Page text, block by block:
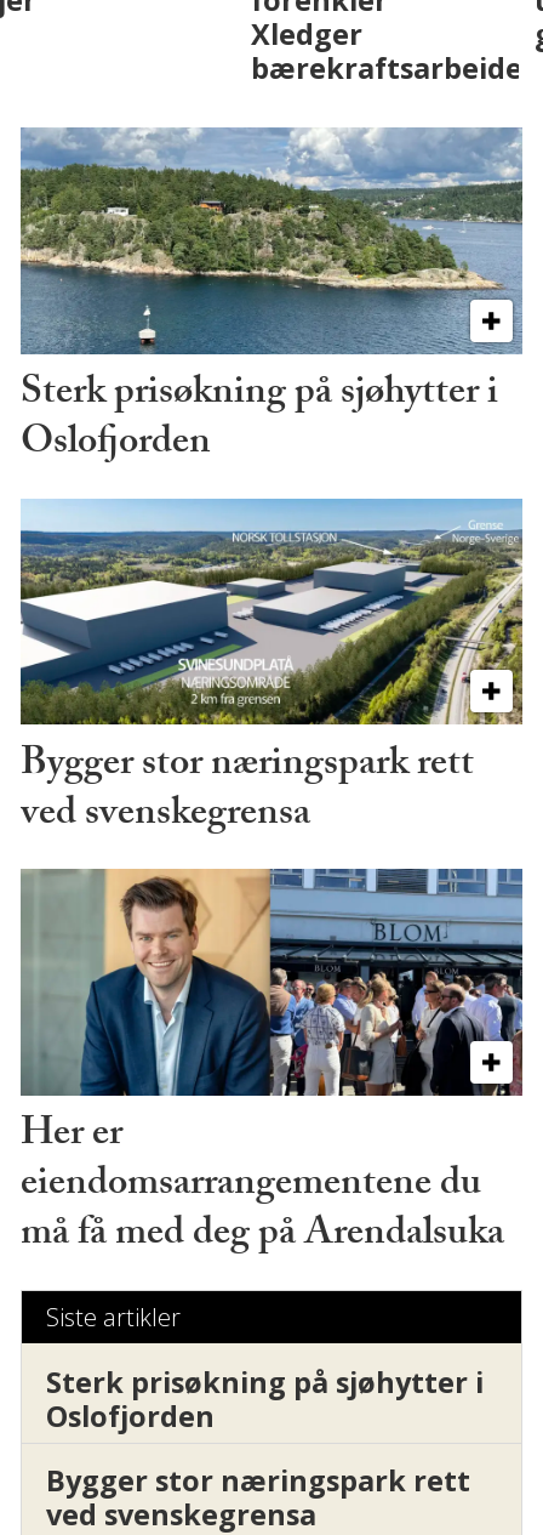
Sterk prisøkning på sjøhytter i
Oslofjorden
Bygger stor næringspark rett
ved svenskegrensa
Her er
eiendomsarrangementene du
må få med deg på Arendalsuka
Siste artikler
Sterk prisøkning på sjøhytter i
Oslofjorden
Bygger stor næringspark rett
ved svenskegrensa